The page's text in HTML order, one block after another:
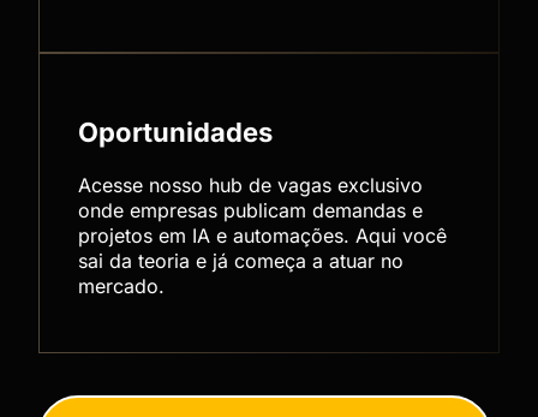
Oportunidades
Acesse nosso hub de vagas exclusivo
onde empresas publicam demandas e
projetos em IA e automações. Aqui você
sai da teoria e já começa a atuar no
mercado.